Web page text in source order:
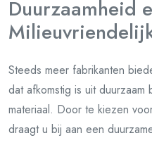
Duurzaamheid
Steeds meer fabrikanten
dat afkomstig is uit
materiaal. Door te kiezen
draagt u bij aan een